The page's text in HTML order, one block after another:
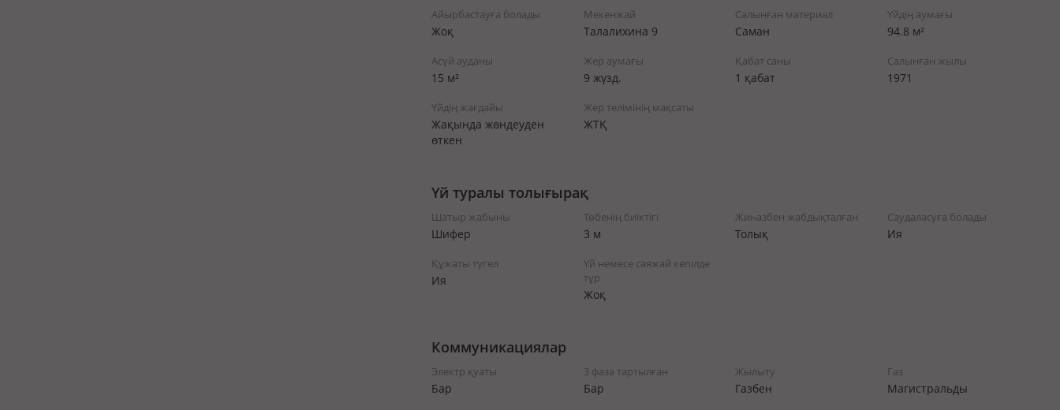
Айырбастауға болады
Жоқ
Мекенжай
Талалихина 9
Салынған материал
Саман
Үйдің аумағы
94.8 м²
Асүй ауданы
15 м²
Жер аумағы
9 жүзд.
Қабат саны
1 қабат
Салынған жылы
1971
Үйдің жағдайы
Жақында жөндеуден
өткен
Жер телімінің мақсаты
ЖТҚ
Үй туралы толығырақ
Шатыр жабыны
Шифер
Төбенің биіктігі
3 м
Жиһазбен жабдықталған
Толық
Саудаласуға болады
Ия
Құжаты түгел
Ия
Үй немесе саяжай кепілде
тұр
Жоқ
Коммуникациялар
Электр қуаты
Бар
3 фаза тартылған
Бар
Жылыту
Газбен
Газ
Магистральды